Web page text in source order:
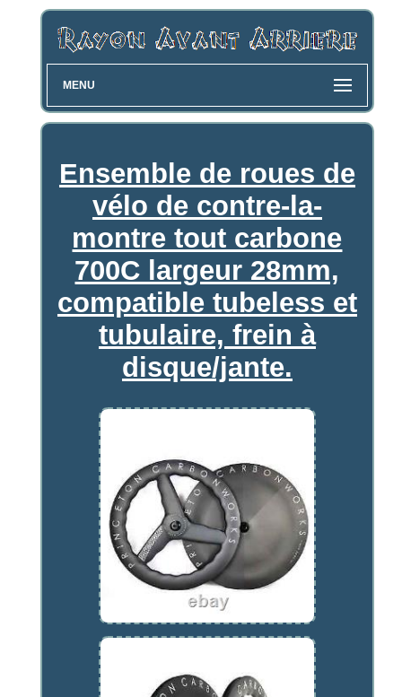
MENU
Ensemble de roues de
vélo de contre-la-
montre tout carbone
700C largeur 28mm,
compatible tubeless et
tubulaire, frein à
disque/jante.